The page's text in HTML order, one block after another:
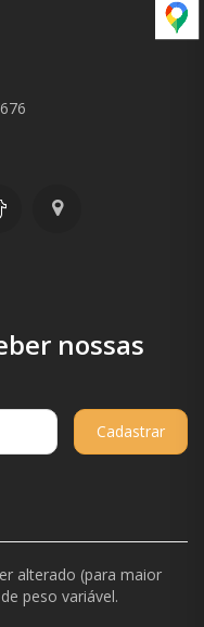
nossas
Cadastrar
alterado (para maior
peso variável.